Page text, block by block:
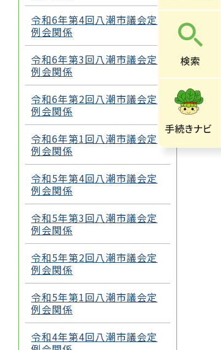
令和6年第4回八潮市議会定
例会関係
令和6年第3回八潮市議会定
例会関係
令和6年第2回八潮市議会定
例会関係
令和6年第1回八潮市議会定
例会関係
令和5年第4回八潮市議会定
例会関係
令和5年第3回八潮市議会定
例会関係
令和5年第2回八潮市議会定
例会関係
令和5年第1回八潮市議会定
例会関係
令和4年第4回八潮市議会定